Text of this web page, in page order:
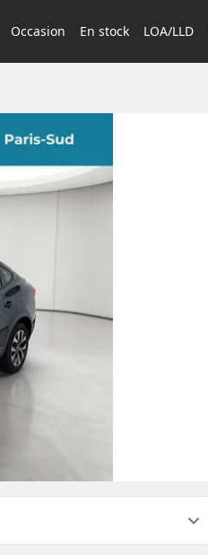
Occasion En stock LOA/LLD